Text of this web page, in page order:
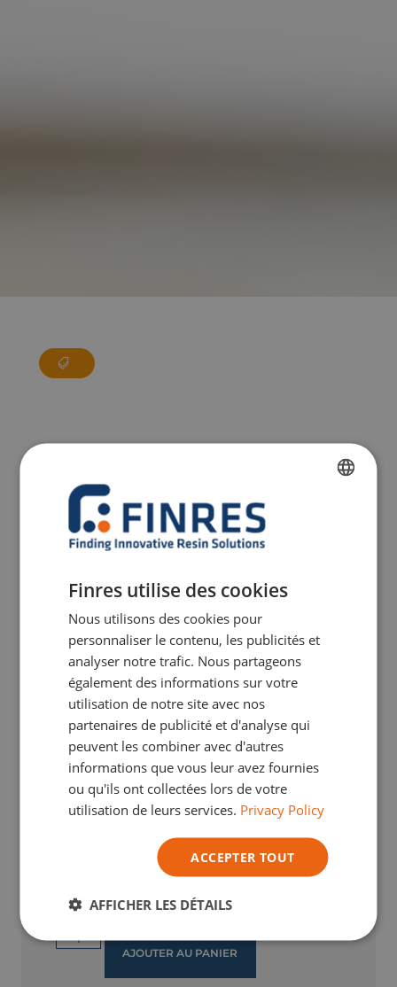
Apd :€29,44TVA Incl.
En savoir plus
Gagnez
points fidélité grâce à cet
achat.
Color
AJOUTER AU PANIER
ITALIAN
Finres utilise des cookies
Nous utilisons des cookies pour
personnaliser le contenu, les publicités et
analyser notre trafic. Nous partageons
également des informations sur votre
utilisation de notre site avec nos
partenaires de publicité et d'analyse qui
peuvent les combiner avec d'autres
informations que vous leur avez fournies
ou qu'ils ont collectées lors de votre
utilisation de leurs services. Privacy Policy
ACCEPTER TOUT
AFFICHER LES DÉTAILS